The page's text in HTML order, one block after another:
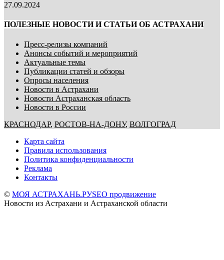
27.09.2024
ПОЛЕЗНЫЕ НОВОСТИ И СТАТЬИ ОБ АСТРАХАНИ
Пресс-релизы компаний
Анонсы событий и мероприятий
Актуальные темы
Публикации статей и обзоры
Опросы населения
Новости в Астрахани
Новости Астраханская область
Новости в России
КРАСНОДАР, РОСТОВ-НА-ДОНУ, ВОЛГОГРАД
Карта сайта
Правила использования
Политика конфиденциальности
Реклама
Контакты
© МОЯ АСТРАХАНЬ.РУSEO продвижение
Новости из Астрахани и Астраханской области